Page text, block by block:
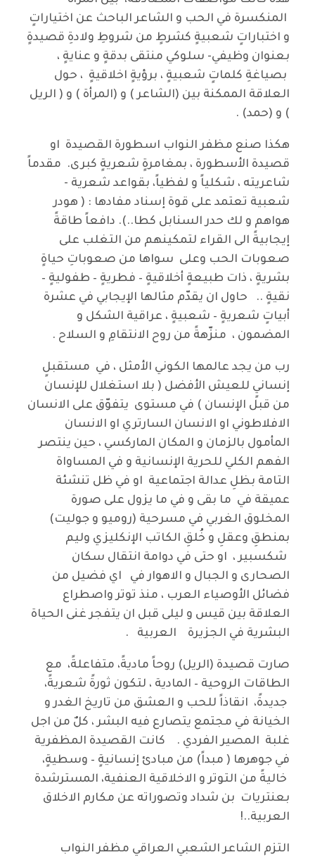
المنكسرة في الحب و الشاعر الباحث عن اختياراتٍ
و اختباراتٍ شعبيةٍ كشرطٍ من شروطِ ولادةِ قصيدةٍ
بعنوان وظيفي- سلوكي منتقى بدقةٍ و عنايةٍ ،
بصياغةِ كلماتٍ شعبيةٍ ، برؤيةٍ اخلاقيةٍ ، حول
العلاقة الممكنة بين (الشاعر ) و (المرأة ) و ( الريل
) و (حمد) .
هكذا صنع مظفر النواب اسطورة القصيدة او
قصيدة الأسطورة ، بمغامرةٍ شعريةٍ كبرى. مقدماً
شاعريته ، شكلياً و لفظياً، بقواعد شعرية -
شعبية تعتمد على قوة إسناد مفادها : ( هودر
هواهم و لك حدر السنابل كطا..). دافعاً طاقةً
إيجابيةً الى القراء لتمكينهم من التغلب على
صعوبات الحب وعلى سواها من صعوباتِ حياةٍ
بشريةٍ ، ذات طبيعةٍ أخلاقيةٍ – فطريةٍ – طفوليةٍ –
نقيةٍ .. حاول ان يقدّم مثالها الإيجابي في عشرة
أبياتٍ شعريةٍ – شعبيةٍ ، عراقية الشكل و
المضمون ، منزّهةً من روح الانتقامِ و السلاح .
رب من يجد عالمها الكوني الأمثل ، في مستقبلٍ
إنسانيٍ للعيش الأفضل ( بلا استغلال للإنسان
من قبل الإنسان ) في مستوى يتفوّق على الانسان
الافلاطوني او الانسان السارتري او الانسان
المأمول بالزمان و المكان الماركسي ، حين ينتصر
الفهم الكلي للحرية الإنسانية و في المساواة
التامة بظلِ عدالة اجتماعية او في ظل تنشئة
عميقة في ما بقى و في ما يزول على صورة
المخلوق الغربي في مسرحية (روميو و جوليت)
بمنطقِ وعقلِ و خُلقِ الكاتب الإنكليزي وليم
شكسبير ، او حتى في دوامة انتقال سكان
الصحارى و الجبال و الاهوار في اي فضيل من
فضائل الأوصياء العرب ، منذ توتر واصطراع
العلاقة بين قيس و ليلى قبل ان يتفجر غنى الحياة
البشرية في الجزيرة العربية .
صارت قصيدة (الريل) روحاً ماديةً، متفاعلةً، مع
الطاقات الروحية – المادية ، لتكون ثورةً شعريةً،
جديدةً، انقاذاً للحب و العشق من تاريخ الغدر و
الخيانة في مجتمع يتصارع فيه البشر ، كلٌ من اجل
غلبة المصير الفردي . كانت القصيدة المظفرية
في جوهرها ( مبداً) من مبادئ إنسانيةٍ – وسطيةٍ،
خاليةً من التوتر و الاخلاقية العنفية، المسترشدة
بعنتريات بن شداد وتصوراته عن مكارم الاخلاق
العربية..!
التزم الشاعر الشعبي العراقي مظفر النواب